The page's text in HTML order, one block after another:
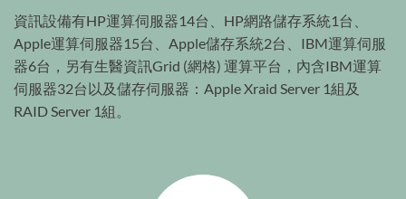
資訊設備有HP運算伺服器14台、HP網路儲存系統1台、
Apple運算伺服器15台、Apple儲存系統2台、IBM運算伺服
器6台，另有生醫資訊Grid (網格) 運算平台，內含IBM運算
伺服器32台以及儲存伺服器：Apple Xraid Server 1組及
RAID Server 1組。